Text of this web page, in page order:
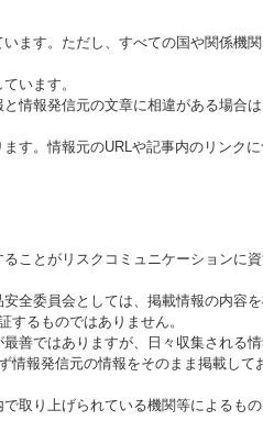
ます。ただし、すべての国や関係機
います。
情報発信元の文章に相違がある場合
す。情報元のURLや記事内のリンクに
ことがリスクコミュニケーションに
全委員会としては、掲載情報の内容
るものではありません。
善ではありますが、日々収集される
情報発信元の情報をそのまま掲載して
取り上げられている機関等によるもの